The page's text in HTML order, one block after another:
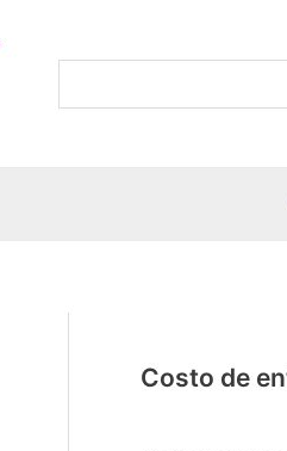
Costo de